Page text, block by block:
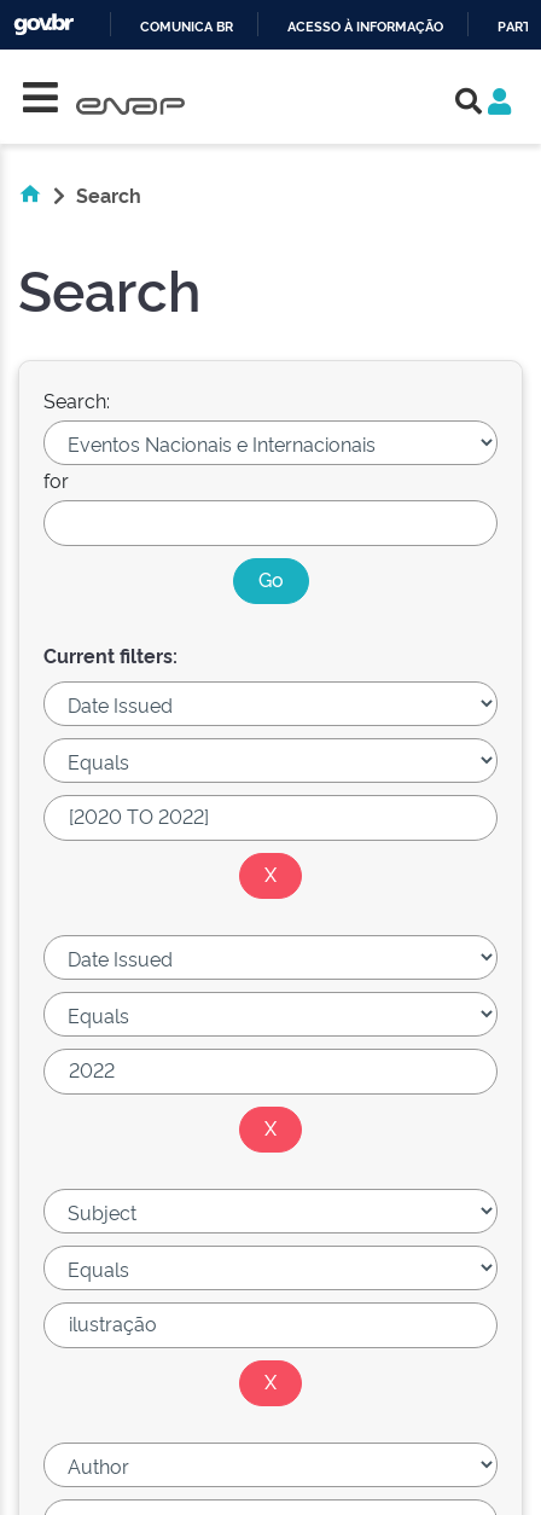
COMUNICA BR ACESSO À INFORMAÇÃO
Search
Search
Search:
for
Current filters: